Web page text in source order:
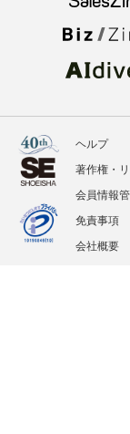
ヘルプ
著作権・
会員情報
免責事項
会社概要